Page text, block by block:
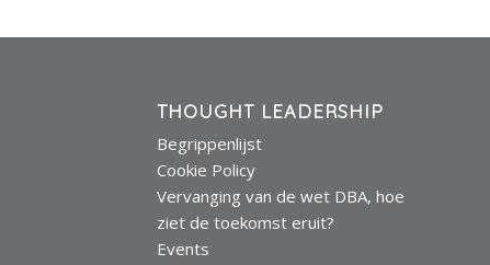
THOUGHT LEADERSHIP
Begrippenlijst
Cookie Policy
Vervanging van de wet DBA, hoe
ziet de toekomst eruit?
Events